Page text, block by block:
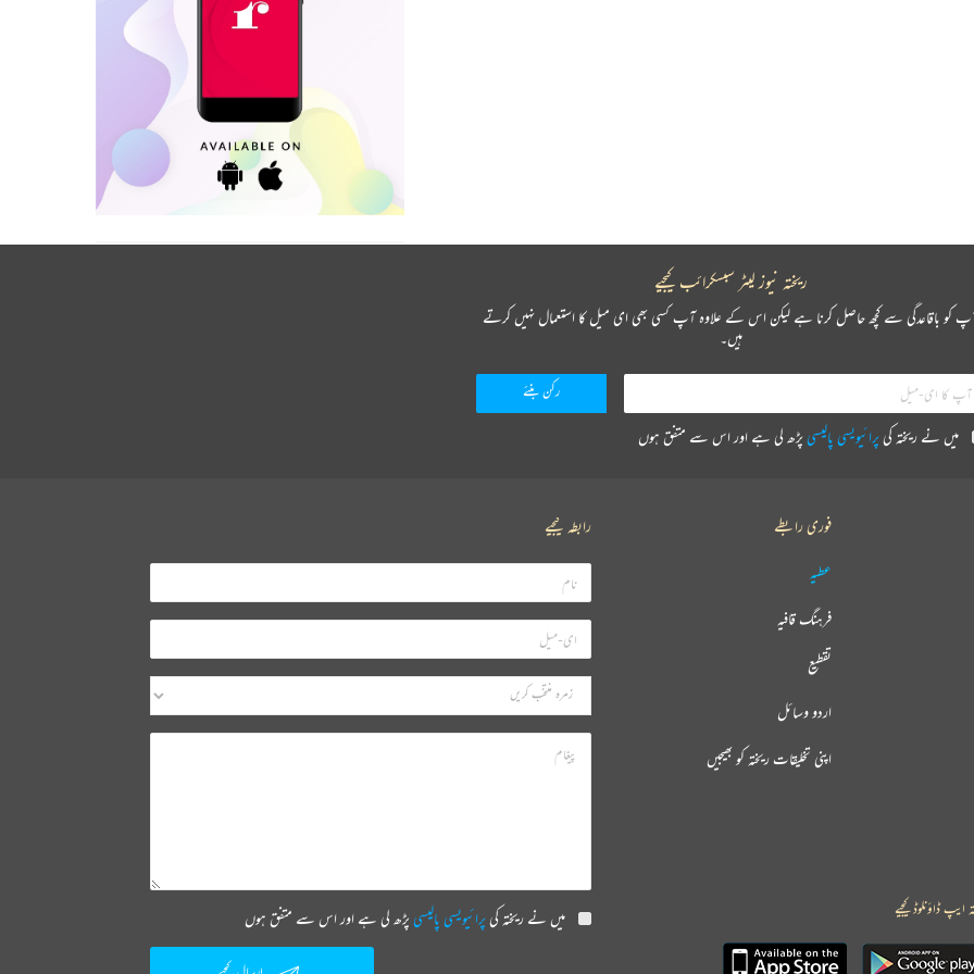
ریختہ نیوز لیٹر سبسکرائب کیجیے
کو باقاعدگی سے کچھ حاصل کرنا ہے لیکن اس کے علاوہ آپ کسی بھی ای میل کا استعمال نہیں کرتے
ہیں۔
میں نے ریختہ کیپرائیویسی پالیسیپڑھ لی ہے اور اس سے متفق ہوں
فوری رابطے
عطیہ
فرہنگ قافیہ
تقطیع
اردو وسائل
اپنی تخلیقات ریختہ کو بھیجیں
رابطہ کیجیے
میں نے ریختہ کیپرائیویسی پالیسیپڑھ لی ہے اور اس سے متفق ہوں ایپ ڈاؤنلوڈ کیجیے